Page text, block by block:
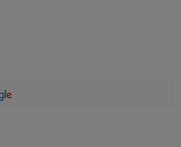
en effet, grâce à des
visite interactive grâce à l'application